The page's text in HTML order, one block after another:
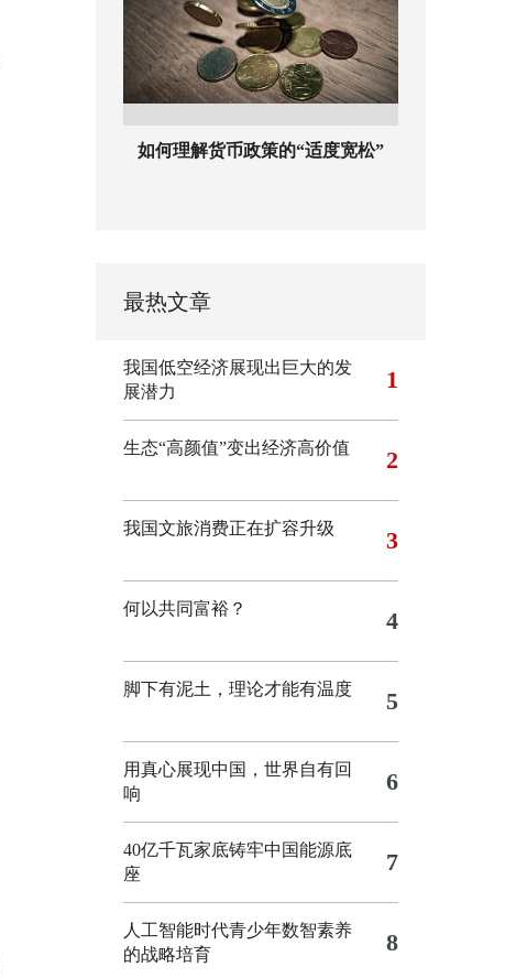
如何理解货币政策的“适度宽松”
最热文章
我国低空经济展现出巨大的发
展潜力
1
生态“高颜值”变出经济高价值 2
我国文旅消费正在扩容升级 3
何以共同富裕？ 4
脚下有泥土，理论才能有温度 5
用真心展现中国，世界自有回
响
6
40亿千瓦家底铸牢中国能源底
座
7
人工智能时代青少年数智素养
的战略培育
8